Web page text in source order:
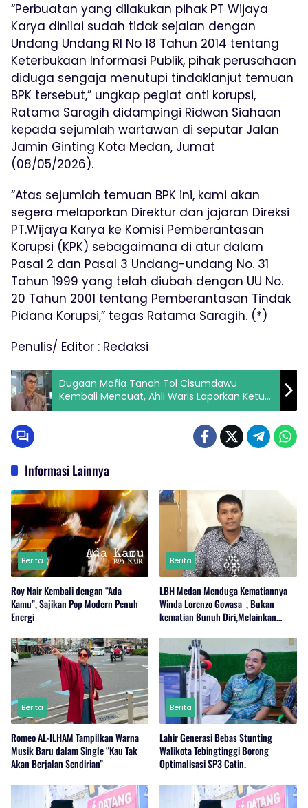
“Perbuatan yang dilakukan pihak PT Wijaya
Karya dinilai sudah tidak sejalan dengan
Undang Undang RI No 18 Tahun 2014 tentang
Keterbukaan Informasi Publik, pihak perusahaan
diduga sengaja menutupi tindaklanjut temuan
BPK tersebut,” ungkap pegiat anti korupsi,
Ratama Saragih didampingi Ridwan Siahaan
kepada sejumlah wartawan di seputar Jalan
Jamin Ginting Kota Medan, Jumat
(08/05/2026).
“Atas sejumlah temuan BPK ini, kami akan
segera melaporkan Direktur dan jajaran Direksi
PT.Wijaya Karya ke Komisi Pemberantasan
Korupsi (KPK) sebagaimana di atur dalam
Pasal 2 dan Pasal 3 Undang-undang No. 31
Tahun 1999 yang telah diubah dengan UU No.
20 Tahun 2001 tentang Pemberantasan Tindak
Pidana Korupsi,” tegas Ratama Saragih. (*)
Penulis/ Editor : Redaksi
Dugaan Mafia Tanah Tol Cisumdawu
Kembali Mencuat, Ahli Waris Laporkan Ketua
PN Sumedang ke KPK
Informasi Lainnya
Berita
Roy Nair Kembali dengan “Ada
Kamu”, Sajikan Pop Modern Penuh
Energi
Berita
LBH Medan Menduga Kematiannya
Winda Lorenzo Gowasa , Bukan
kematian Bunuh Diri,Melainkan
Berita
Romeo AL-ILHAM Tampilkan Warna
Musik Baru dalam Single “Kau Tak
Akan Berjalan Sendirian”
Berita
Lahir Generasi Bebas Stunting
Walikota Tebingtinggi Borong
Optimalisasi SP3 Catin.